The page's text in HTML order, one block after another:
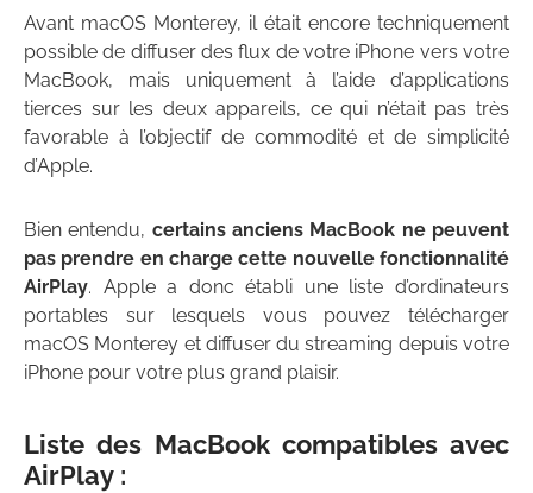
Avant macOS Monterey, il était encore techniquement
possible de diffuser des flux de votre iPhone vers votre
MacBook, mais uniquement à l’aide d’applications
tierces sur les deux appareils, ce qui n’était pas très
favorable à l’objectif de commodité et de simplicité
d’Apple.
Bien entendu, certains anciens MacBook ne peuvent
pas prendre en charge cette nouvelle fonctionnalité
AirPlay. Apple a donc établi une liste d’ordinateurs
portables sur lesquels vous pouvez télécharger
macOS Monterey et diffuser du streaming depuis votre
iPhone pour votre plus grand plaisir.
Liste des MacBook compatibles avec
AirPlay :